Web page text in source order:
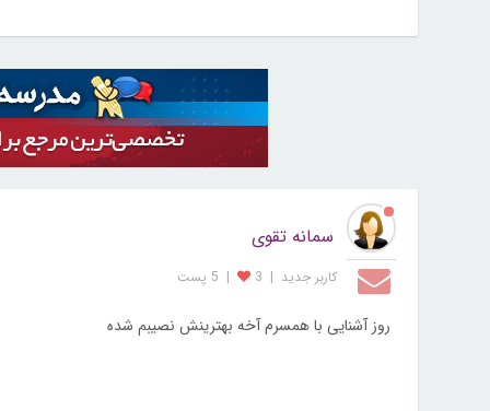
سمانه تقوی
کاربر جديد |
3
| 5 پست
روز آشنایی با همسرم آخه بهترینش نصیبم شده